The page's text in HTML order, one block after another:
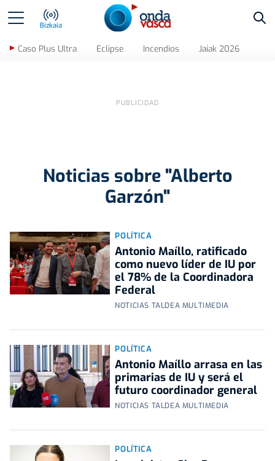
Bizkaia
Caso Plus Ultra Eclipse Incendios Jaiak 2026
Noticias sobre "Alberto
Garzón"
POLÍTICA
Antonio Maíllo, ratificado
como nuevo líder de IU por
el 78% de la Coordinadora
Federal
NOTICIAS TALDEA MULTIMEDIA
POLÍTICA
Antonio Maíllo arrasa en las
primarias de IU y será el
futuro coordinador general
NOTICIAS TALDEA MULTIMEDIA
POLÍTICA